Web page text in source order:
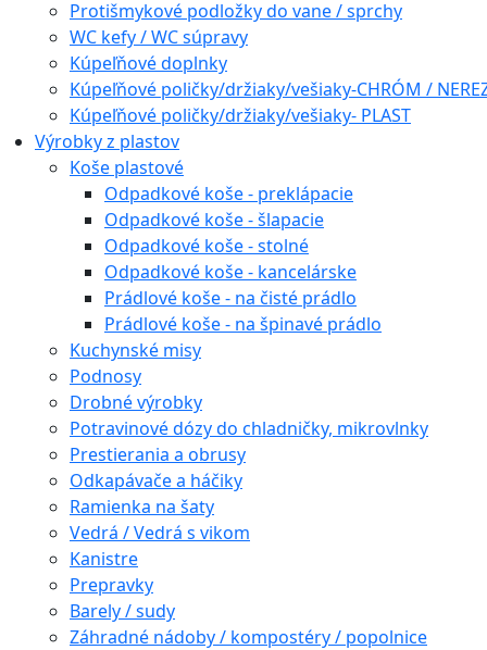
Protišmykové podložky do vane / sprchy
WC kefy / WC súpravy
Kúpeľňové doplnky
Kúpeľňové poličky/držiaky/vešiaky-CHRÓM /
Kúpeľňové poličky/držiaky/vešiaky- PLAST
Výrobky z plastov
Koše plastové
Odpadkové koše - preklápacie
Odpadkové koše - šlapacie
Odpadkové koše - stolné
Odpadkové koše - kancelárske
Prádlové koše - na čisté prádlo
Prádlové koše - na špinavé prádlo
Kuchynské misy
Podnosy
Drobné výrobky
Potravinové dózy do chladničky, mikrovlnky
Prestierania a obrusy
Odkapávače a háčiky
Ramienka na šaty
Vedrá / Vedrá s vikom
Kanistre
Prepravky
Barely / sudy
Záhradné nádoby / kompostéry / popolnice